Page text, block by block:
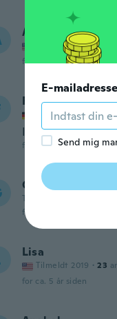
Angel
Tilmeldt 2016 · 15
for ca. 5 år siden
Farhad
Tilmeldt 2018 · 16
It’s cool
for ca. 5 år siden
George
Tilmeldt 2019
for ca. 5 år siden
Lisa
Tilmeldt 2019 · 23
for ca. 5 år siden
E-mailadresse
Send mig